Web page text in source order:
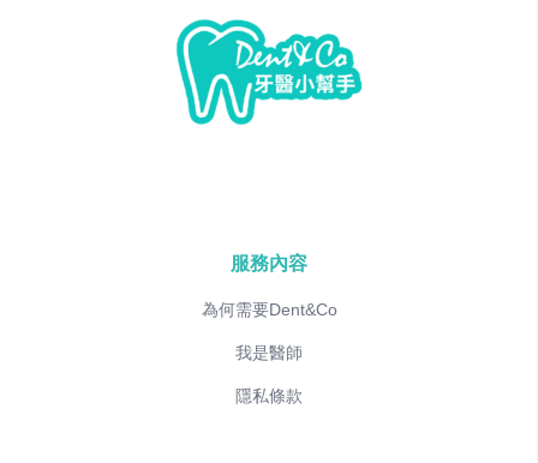
服務內容
為何需要Dent&Co
我是醫師
隱私條款